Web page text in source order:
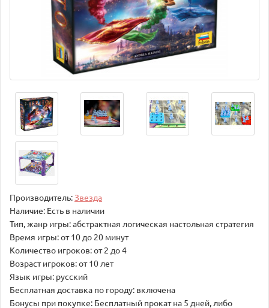
Производитель:Звезда
Наличие: Есть в наличии
Тип, жанр игры: абстрактная логическая настольная стратегия
Время игры: от 10 до 20 минут
Количество игроков: от 2 до 4
Возраст игроков: от 10 лет
Язык игры: русский
Бесплатная доставка по городу: включена
Бонусы при покупке: Бесплатный прокат на 5 дней, либо